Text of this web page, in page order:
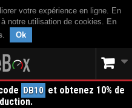
votre expérience en ligne. En
notre utilisation de cookies. En
. Ok
DB10 et obtenez 10% de